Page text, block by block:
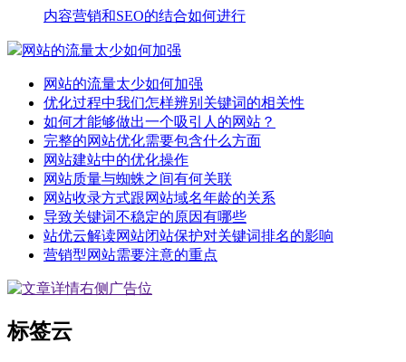
内容营销和SEO的结合如何进行
网站的流量太少如何加强
网站的流量太少如何加强
优化过程中我们怎样辨别关键词的相关性
如何才能够做出一个吸引人的网站？
完整的网站优化需要包含什么方面
网站建站中的优化操作
网站质量与蜘蛛之间有何关联
网站收录方式跟网站域名年龄的关系
导致关键词不稳定的原因有哪些
站优云解读网站闭站保护对关键词排名的影响
营销型网站需要注意的重点
标签云